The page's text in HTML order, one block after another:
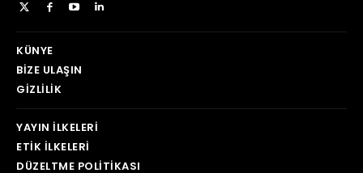
KÜNYE
BIZE ULAŞIN
GIZLILIK
YAYIN İLKELERI
ETIK İLKELERI
DÜZELTME POLITIKASI